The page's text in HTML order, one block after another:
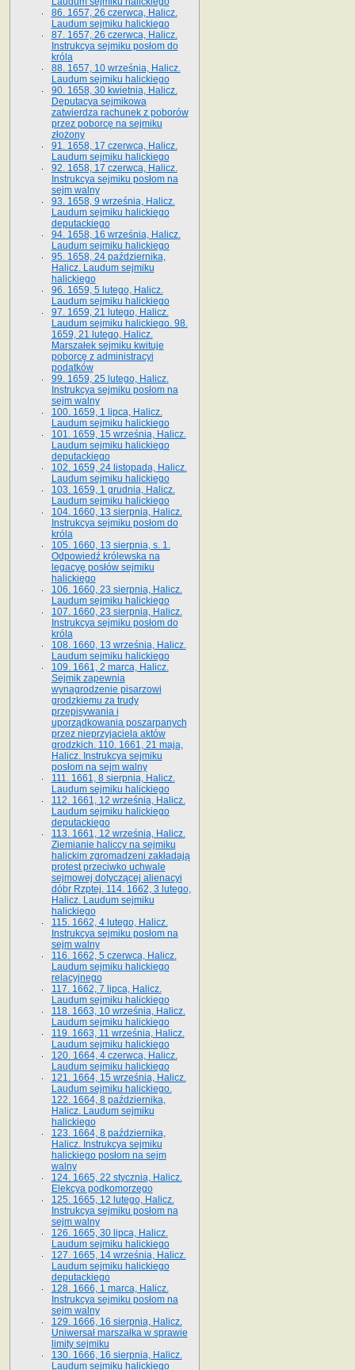
86. 1657, 26 czerwca, Halicz.
Laudum sejmiku halickiego
87. 1657, 26 czerwca, Halicz.
Instrukcya sejmiku posłom do
króla
88. 1657, 10 września, Halicz.
Laudum sejmiku halickiego
90. 1658, 30 kwietnia, Halicz.
Deputacya sejmikowa
zatwierdza rachunek z poborów
przez poborcę na sejmiku
złożony
91. 1658, 17 czerwca, Halicz.
Laudum sejmiku halickiego
92. 1658, 17 czerwca, Halicz.
Instrukcya sejmiku posłom na
sejm walny
93. 1658, 9 września, Halicz.
Laudum sejmiku halickiego
deputackiego
94. 1658, 16 września, Halicz.
Laudum sejmiku halickiego
95. 1658, 24 października,
Halicz. Laudum sejmiku
halickiego
96. 1659, 5 lutego, Halicz.
Laudum sejmiku halickiego
97. 1659, 21 lutego, Halicz.
Laudum sejmiku halickiego. 98.
1659, 21 lutego, Halicz.
Marszałek sejmiku kwituje
poborcę z administracyi
podatków
99. 1659, 25 lutego, Halicz.
Instrukcya sejmiku posłom na
sejm walny
100. 1659, 1 lipca, Halicz.
Laudum sejmiku halickiego
101. 1659, 15 września, Halicz.
Laudum sejmiku halickiego
deputackiego
102. 1659, 24 listopada, Halicz.
Laudum sejmiku halickiego
103. 1659, 1 grudnia, Halicz.
Laudum sejmiku halickiego
104. 1660, 13 sierpnia, Halicz.
Instrukcya sejmiku posłom do
króla
105. 1660, 13 sierpnia, s. 1.
Odpowiedź królewska na
legacyę posłów sejmiku
halickiego
106. 1660, 23 sierpnia, Halicz.
Laudum sejmiku halickiego
107. 1660, 23 sierpnia, Halicz.
Instrukcya sejmiku posłom do
króla
108. 1660, 13 września, Halicz.
Laudum sejmiku halickiego
109. 1661, 2 marca, Halicz.
Sejmik zapewnia
wynagrodzenie pisarzowi
grodzkiemu za trudy
przepisywania i
uporządkowania poszarpanych
przez nieprzyjaciela aktów
grodzkich. 110. 1661, 21 maja,
Halicz. Instrukcya sejmiku
posłom na sejm walny
111. 1661, 8 sierpnia, Halicz.
Laudum sejmiku halickiego
112. 1661, 12 września, Halicz.
Laudum sejmiku halickiego
deputackiego
113. 1661, 12 września, Halicz.
Ziemianie haliccy na sejmiku
halickim zgromadzeni zakładają
protest przeciwko uchwale
sejmowej dotyczącej alienacyi
dóbr Rzptej. 114. 1662, 3 lutego,
Halicz. Laudum sejmiku
halickiego
115. 1662, 4 lutego, Halicz.
Instrukcya sejmiku posłom na
sejm walny
116. 1662, 5 czerwca, Halicz.
Laudum sejmiku halickiego
relacyjnego
117. 1662, 7 lipca, Halicz.
Laudum sejmiku halickiego
118. 1663, 10 września, Halicz.
Laudum sejmiku halickiego
119. 1663, 11 września, Halicz.
Laudum sejmiku halickiego
120. 1664, 4 czerwca, Halicz.
Laudum sejmiku halickiego
121. 1664, 15 września, Halicz.
Laudum sejmiku halickiego.
122. 1664, 8 października,
Halicz. Laudum sejmiku
halickiego
123. 1664, 8 października,
Halicz. Instrukcya sejmiku
halickiego posłom na sejm
walny
124. 1665, 22 stycznia, Halicz.
Elekcya podkomorzego
125. 1665, 12 lutego, Halicz.
Instrukcya sejmiku posłom na
sejm walny
126. 1665, 30 lipca, Halicz.
Laudum sejmiku halickiego
127. 1665, 14 września, Halicz.
Laudum sejmiku halickiego
deputackiego
128. 1666, 1 marca, Halicz.
Instrukcya sejmiku posłom na
sejm walny
129. 1666, 16 sierpnia, Halicz.
Uniwersał marszałka w sprawie
limity sejmiku
130. 1666, 16 sierpnia, Halicz.
Laudum sejmiku halickiego